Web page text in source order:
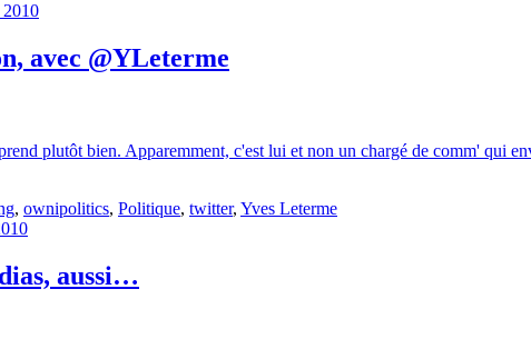
2010
avec @YLeterme
plutôt bien. Apparemment, c'est lui et non un chargé de comm' qui
, ownipolitics, Politique, twitter, Yves Leterme
aussi…